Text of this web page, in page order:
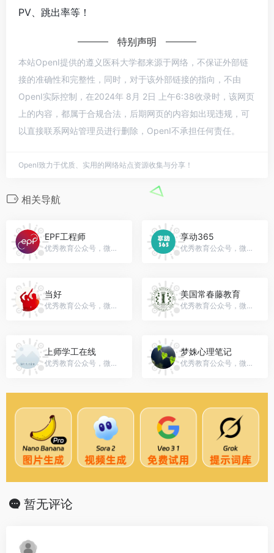
PV、跳出率等！
特别声明
本站OpenI提供的遵义医科大学都来源于网络，不保证外部链
接的准确性和完整性，同时，对于该外部链接的指向，不由
OpenI实际控制，在2024年 8月 2日 上午6:38收录时，该网页
上的内容，都属于合规合法，后期网页的内容如出现违规，可
以直接联系网站管理员进行删除，OpenI不承担任何责任。
OpenI致力于优质、实用的网络站点资源收集与分享！
相关导航
EPF工程师
优秀教育公众号，微信号：gh_d7ee47ed1a94
享动365
优秀教育公众号，微信号：xdw365
当好
优秀教育公众号，微信号：danghaojiebanren
美国常春藤教育
优秀教育公众号，微信号：gh_70bb65711e38
上师学工在线
优秀教育公众号，微信号：shnustudent
梦姝心理笔记
优秀教育公众号，微信号：Psymengshu
暂无评论